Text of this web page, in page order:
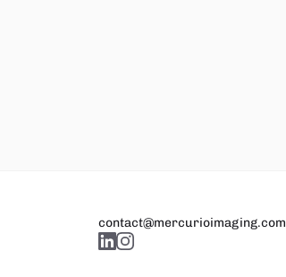
contact@mercurioimaging.com